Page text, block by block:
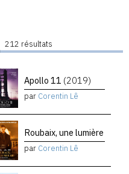
212 résultats
Apollo 11 (2019)
par Corentin Lê
Roubaix, une lumière
par Corentin Lê